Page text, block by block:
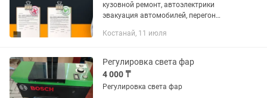
кузовной ремонт, автоэлектрики
эвакуация автомобилей, перегон
фискального чека, акт выполненных
Костанай, 11 июля
Регулировка света фар
4 000 ₸
Регулировка света фар